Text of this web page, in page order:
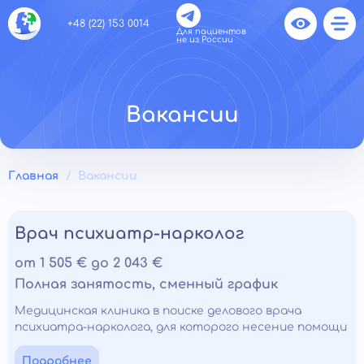
+48 (22) 153 0014
Для пациентов
не из России
Вакансии
Главная Вакансии
Врач психиатр-нарколог
от 1 505 € до 2 043 €
Полная занятость, сменный график
Медицинская клиника в поиске делового врача
психиатра-нарколога, для которого несение помощи
- это призвание. Если вы имеете отличные
профессиональные навыки в своей области и
Подробнее